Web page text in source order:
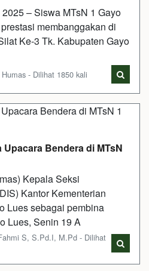
– Siswa MTsN 1 Gayo
membanggakan di
Ke-3 Tk. Kabupaten Gayo
- Dilihat 1850 kali
Bendera di MTsN
Kepala Seksi
Kantor Kementerian
Lues sebagai pembina
Lues, Senin 19 A
S, S.Pd.I, M.Pd - Dilihat